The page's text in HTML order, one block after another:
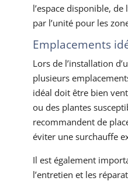
l’espace disponible,
par l’unité pour les
Emplacements
Lors de l’installation
plusieurs
idéal doit être bien
ou des plantes
recommandent de
éviter une surchauffe
Il est également
l’entretien et les